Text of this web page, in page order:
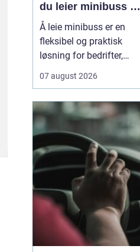
du leier minibuss til
neste tur
Å leie minibuss er en
fleksibel og praktisk
løsning for bedrifter,
som trenger mer plass
gir. Mange oppdager at
en minibuss ikke bare
løser plassutfordringen
– den gir ogs&ari...
07 august 2026